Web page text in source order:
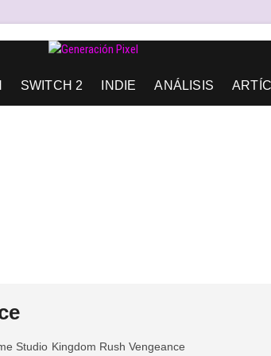
SWITCH 2 INDIE ANÁLISIS
Studio Kingdom Rush Vengeance